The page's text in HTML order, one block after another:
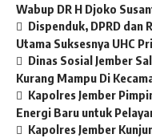
Wabup DR H Djoko
Dispenduk, DPRD dan
Utama Suksesnya UHC
Dinas Sosial Jember
Kurang Mampu Di
Kapolres Jember
Energi Baru untuk
Kapolres Jember